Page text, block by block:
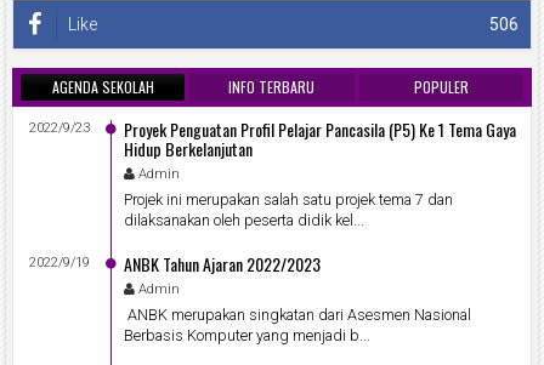
506
Like
AGENDA SEKOLAH INFO TERBARU POPULER
Proyek Penguatan Profil Pelajar Pancasila (P5) Ke 1 Tema Gaya
Hidup Berkelanjutan
Admin
2022/9/23
Projek ini merupakan salah satu projek tema 7 dan
dilaksanakan oleh peserta didik kel...
ANBK Tahun Ajaran 2022/2023
Admin
2022/9/19
ANBK merupakan singkatan dari Asesmen Nasional
Berbasis Komputer yang menjadi b...